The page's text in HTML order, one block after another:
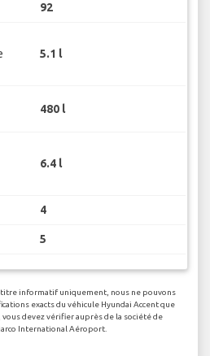
92
5.1 l
480 l
6.4 l
4
5
titre informatif uniquement, nous ne pouvons
exacts du véhicule Hyundai Accent que
devez vérifier auprès de la société de
International Aéroport.